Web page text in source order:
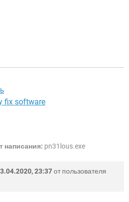
fix software
написания: pn31lous.exe
23:37от пользователя